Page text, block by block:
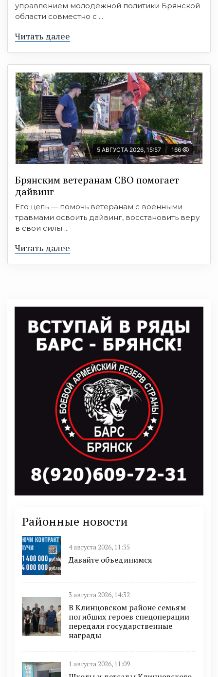
управлением молодёжной политики Брянской
области совместно с ...
Читать далее
5 АВГУСТА 2026, 15:57 166
Брянским ветеранам СВО помогает
дайвинг
Его цель — помочь ветеранам с военными
травмами освоить дайвинг, восстановить веру
в свои силы ...
Читать далее
Районные новости
4 августа 2026, 11:35
Давайте объединимся
3 августа 2026, 14:32
В Клинцовском районе семьям
погибших героев спецоперации
передали государственные
награды
1 августа 2026, 11:09